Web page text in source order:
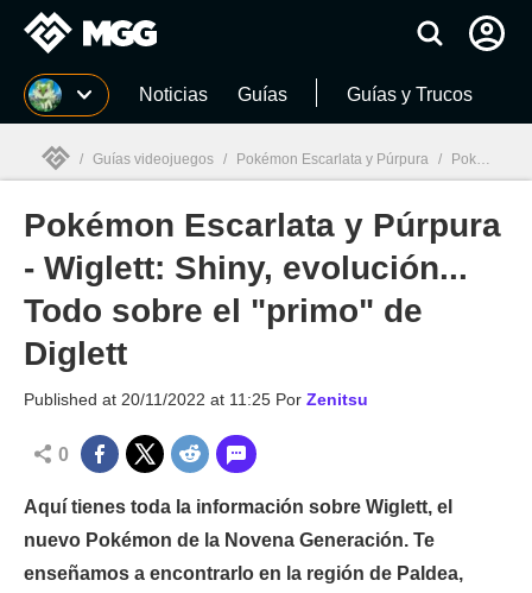
MGG Noticias Guías Guías y Trucos
MGG
/ Guías videojuegos / Pokémon Escarlata y Púrpura / Pokémon Escarlata y Púrpura - Wiglett: Shiny, evolución... Todo sobre el "primo" de Diglett
Pokémon Escarlata y Púrpura
- Wiglett: Shiny, evolución...
Todo sobre el "primo" de
Diglett
Published at 20/11/2022 at 11:25 Por Zenitsu
0
Aquí tienes toda la información sobre Wiglett, el
nuevo Pokémon de la Novena Generación. Te
enseñamos a encontrarlo en la región de Paldea,